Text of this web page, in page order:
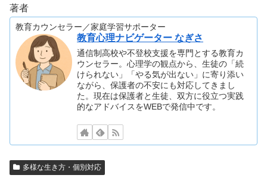
著者
教育カウンセラー／家庭学習サポーター
教育心理ナビゲーター なぎさ
通信制高校や不登校支援を専門とする教育カ
ウンセラー。心理学の観点から、生徒の「続
けられない」「やる気が出ない」に寄り添い
ながら、保護者の不安にも対応してきまし
た。現在は保護者と生徒、双方に役立つ実践
的なアドバイスをWEBで発信中です。
多様な生き方・個別対応